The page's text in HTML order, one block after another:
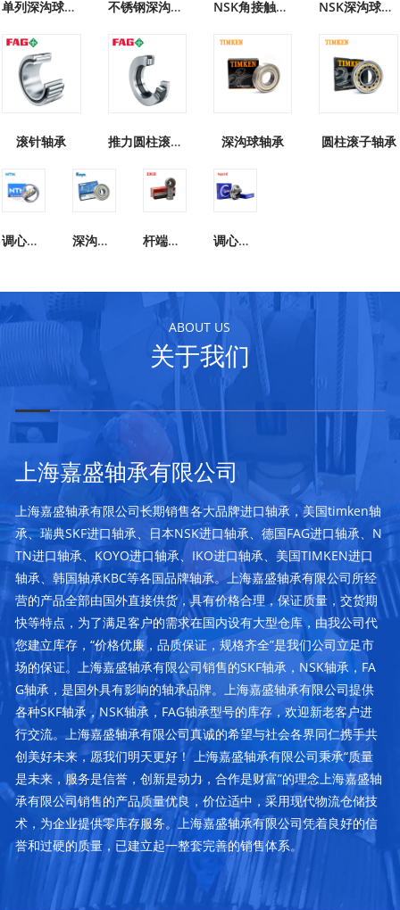
单列深沟球轴承 不锈钢深沟球轴承 NSK角接触球轴承 NSK深沟球轴承
滚针轴承 推力圆柱滚子轴承 深沟球轴承 圆柱滚子轴承
调心滚子轴承 深沟球轴承 杆端关节轴承 调心滚子轴承
ABOUT US
关于我们
上海嘉盛轴承有限公司
上海嘉盛轴承有限公司长期销售各大品牌进口轴承，美国timken轴
承、瑞典SKF进口轴承、日本NSK进口轴承、德国FAG进口轴承、N
TN进口轴承、KOYO进口轴承、IKO进口轴承、美国TIMKEN进口
轴承、韩国轴承KBC等各国品牌轴承。上海嘉盛轴承有限公司所经
营的产品全部由国外直接供货，具有价格合理，保证质量，交货期
快等特点，为了满足客户的需求在国内设有大型仓库，由我公司代
您建立库存，“价格优廉，品质保证，规格齐全”是我们公司立足市
场的保证。上海嘉盛轴承有限公司销售的SKF轴承，NSK轴承，FA
G轴承，是国外具有影响的轴承品牌。上海嘉盛轴承有限公司提供
各种SKF轴承，NSK轴承，FAG轴承型号的库存，欢迎新老客户进
行交流。上海嘉盛轴承有限公司真诚的希望与社会各界同仁携手共
创美好未来，愿我们明天更好！ 上海嘉盛轴承有限公司秉承“质量
是未来，服务是信誉，创新是动力，合作是财富”的理念上海嘉盛轴
承有限公司销售的产品质量优良，价位适中，采用现代物流仓储技
术，为企业提供零库存服务。上海嘉盛轴承有限公司凭着良好的信
誉和过硬的质量，已建立起一整套完善的销售体系。